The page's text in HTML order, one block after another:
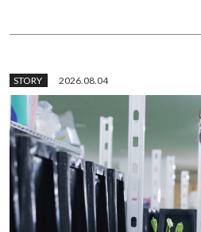
STORY 2026.08.04